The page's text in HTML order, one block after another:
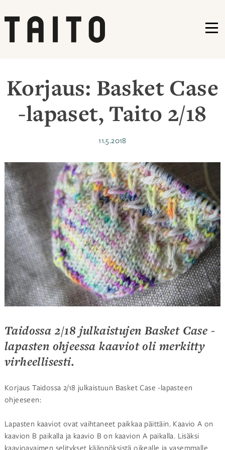
Korjaus: Basket Case
-lapaset, Taito 2/18
Julkaistu
11.5.2018
Taidossa 2/18 julkaistujen Basket Case -
lapasten ohjeessa kaaviot oli merkitty
virheellisesti.
Korjaus Taidossa 2/18 julkaistuun Basket Case -lapasteen
ohjeeseen:
Lapasten kaaviot ovat vaihtaneet paikkaa päittäin. Kaavio A on
kaavion B paikalla ja kaavio B on kaavion A paikalla. Lisäksi
kaavioavaimen selitykset käännöksistä oikealle ja vasemmalle